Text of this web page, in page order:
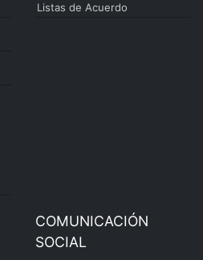
Listas de Acuerdo
COMUNICACIÓN
SOCIAL